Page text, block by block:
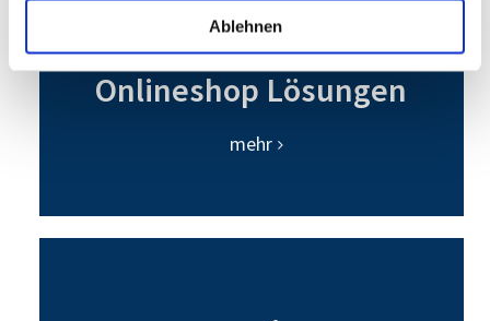
Ablehnen
Onlineshop Lösungen
mehr